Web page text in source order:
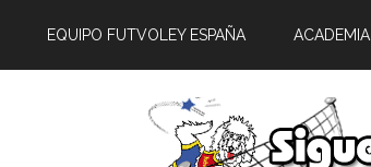
EQUIPO FUTVOLEY ESPAÑA ACADEMIA